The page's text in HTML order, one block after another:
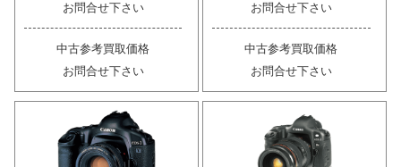
お問合せ下さい
中古参考買取価格
お問合せ下さい
お問合せ下さい
中古参考買取価格
お問合せ下さい